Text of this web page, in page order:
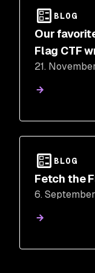
BLOG
Our
Flag CTF
community
21.
BLOG
Fetch the
6.